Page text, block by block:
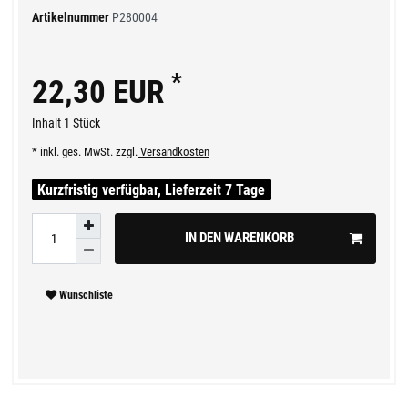
Artikelnummer P280004
22,30 EUR *
Inhalt 1 Stück
* inkl. ges. MwSt. zzgl. Versandkosten
Kurzfristig verfügbar, Lieferzeit 7 Tage
IN DEN WARENKORB
Wunschliste